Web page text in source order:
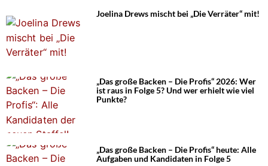
Joelina Drews mischt bei „Die Verräter“ mit!
„Das große Backen – Die Profis“ 2026: Wer
ist raus in Folge 5? Und wer erhielt wie viel
Punkte?
„Das große Backen – Die Profis“ heute: Alle
Aufgaben und Kandidaten in Folge 5